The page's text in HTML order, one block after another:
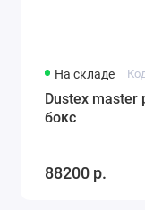
На складе
Dustex
бокс
88200 р.